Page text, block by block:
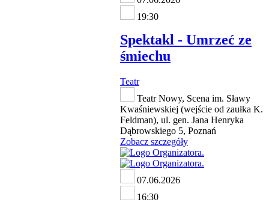
19:30
Spektakl - Umrzeć ze
śmiechu
Teatr
Teatr Nowy, Scena im. Sławy
Kwaśniewskiej (wejście od zaułka K.
Feldman), ul. gen. Jana Henryka
Dąbrowskiego 5, Poznań
Zobacz szczegóły
07.06.2026
16:30